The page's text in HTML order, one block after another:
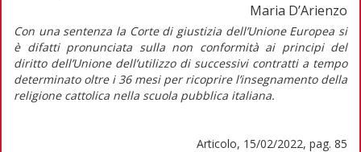
Maria D’Arienzo
Con una sentenza la Corte di giustizia dell’Unione Europea si
è difatti pronunciata sulla non conformità ai principi del
diritto dell’Unione dell’utilizzo di successivi contratti a tempo
determinato oltre i 36 mesi per ricoprire l’insegnamento della
religione cattolica nella scuola pubblica italiana.
Articolo, 15/02/2022, pag. 85